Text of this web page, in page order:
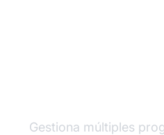
Gestiona múltiples